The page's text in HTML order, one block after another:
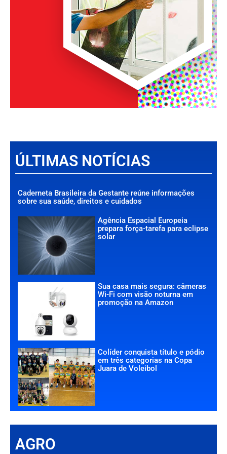
ÚLTIMAS NOTÍCIAS
Caderneta Brasileira da Gestante reúne informações
sobre sua saúde, direitos e cuidados
Agência Espacial Europeia
prepara força-tarefa para eclipse
solar
Sua casa mais segura: câmeras
Wi-Fi com visão noturna em
promoção na Amazon
Colíder conquista título e pódio
em três categorias na Copa
Juara de Voleibol
AGRO